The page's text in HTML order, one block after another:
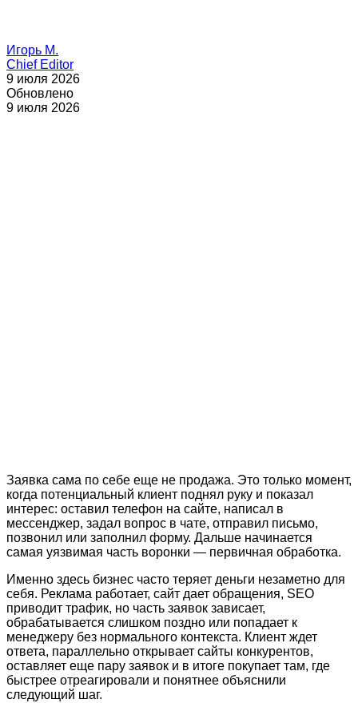
Игорь М.
Chief Editor
9 июля 2026
Обновлено
9 июля 2026
Заявка сама по себе еще не продажа. Это только момент,
когда потенциальный клиент поднял руку и показал
интерес: оставил телефон на сайте, написал в
мессенджер, задал вопрос в чате, отправил письмо,
позвонил или заполнил форму. Дальше начинается
самая уязвимая часть воронки — первичная обработка.
Именно здесь бизнес часто теряет деньги незаметно для
себя. Реклама работает, сайт дает обращения, SEO
приводит трафик, но часть заявок зависает,
обрабатывается слишком поздно или попадает к
менеджеру без нормального контекста. Клиент ждет
ответа, параллельно открывает сайты конкурентов,
оставляет еще пару заявок и в итоге покупает там, где
быстрее отреагировали и понятнее объяснили
следующий шаг.